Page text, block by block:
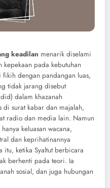
keadilan menarik diselami
pada kebutuhan
fikih dengan pandangan luas,
tidak jarang disebut
dalam khazanah
di surat kabar dan majalah,
radio dan media lain. Namun
keluasan wacana,
dan keprihatinannya
itu, ketika Syaltut berbicara
berhenti pada teori. Ia
sosial, dan juga hubungan